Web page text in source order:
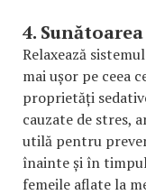
4. Sunătoarea
Relaxează
mai ușor pe ceea
proprietăți
cauzate de stres,
utilă pentru
înainte și în
femeile aflate la